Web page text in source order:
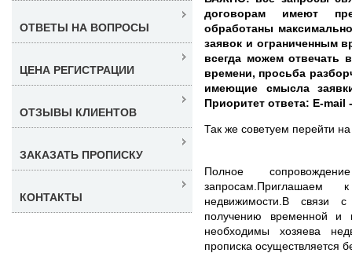
договорам имеют
обработаны
заявок и ограниченным
всегда можем отвечать
времени, просьба
имеющие смысла
Приоритет ответа: E-
Так же советуем перейти
Полное
запросам.Приглашаем
недвижимости.В связи
получению временной и
необходимы хозяева
прописка осуществляется
ОТВЕТЫ НА ВОПРОСЫ
ЦЕНА РЕГИСТРАЦИИ
ОТЗЫВЫ КЛИЕНТОВ
ЗАКАЗАТЬ ПРОПИСКУ
КОНТАКТЫ